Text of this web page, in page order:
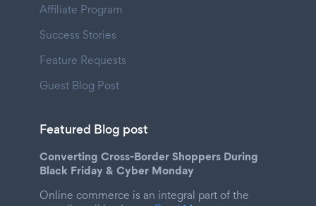
Affiliate Program
Success Stories
Feature Requests
Guest Blog Post
Featured Blog post
Converting Cross-Border Shoppers During
Black Friday & Cyber Monday
Online commerce is an integral part of the